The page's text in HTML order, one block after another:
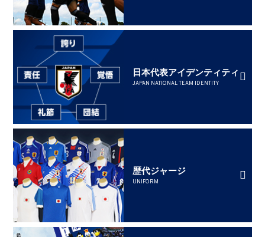
日本代表アイデンティティ
JAPAN NATIONAL TEAM IDENTITY
歴代ジャージ
UNIFORM